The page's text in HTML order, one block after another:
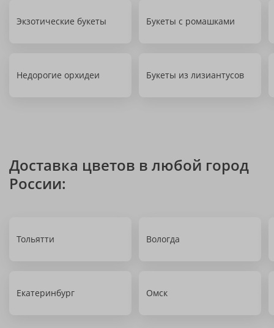
Экзотические букеты Букеты с ромашками
Недорогие орхидеи Букеты из лизиантусов
Доставка цветов в любой город
России:
Тольятти Вологда
Екатеринбург Омск